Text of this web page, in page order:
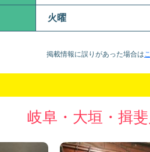
火曜
掲載情報に誤りがあった場合は
岐阜・大垣・揖